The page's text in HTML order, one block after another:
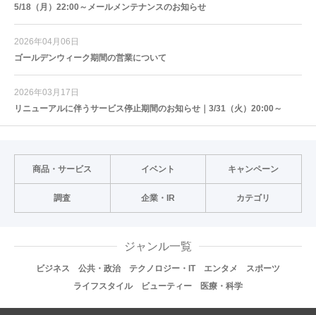
5/18（月）22:00～メールメンテナンスのお知らせ
2026年04月06日
ゴールデンウィーク期間の営業について
2026年03月17日
リニューアルに伴うサービス停止期間のお知らせ｜3/31（火）20:00～
商品・サービス イベント キャンペーン
調査 企業・IR カテゴリ
ジャンル一覧
ビジネス 公共・政治 テクノロジー・IT エンタメ
スポーツ
ライフスタイル
ビューティー 医療・科学